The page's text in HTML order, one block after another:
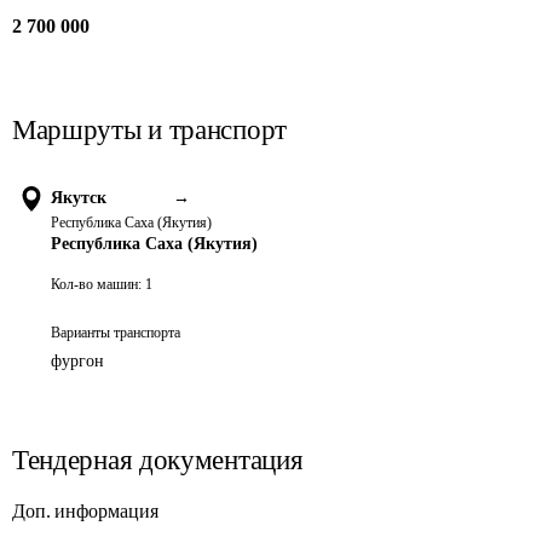
2 700 000
Маршруты и транспорт
Якутск →
Республика Саха (Якутия)
Республика Саха (Якутия)
Кол-во машин: 1
Варианты транспорта
фургон
Тендерная документация
Доп. информация